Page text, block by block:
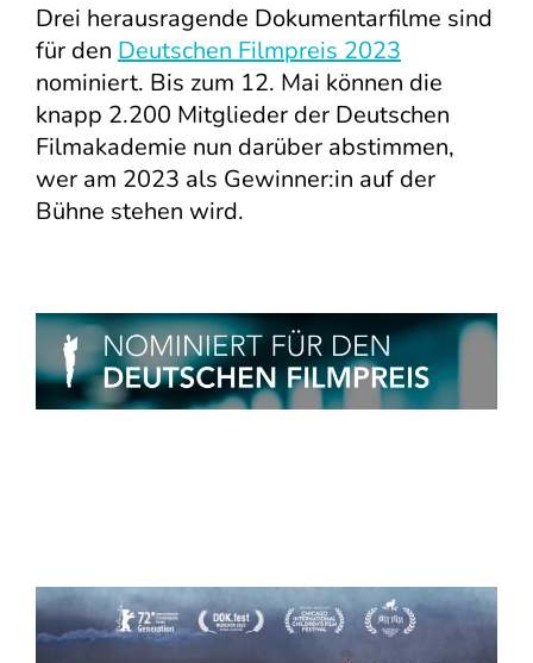
Drei herausragende Dokumentarfilme sind
für den Deutschen Filmpreis 2023
nominiert. Bis zum 12. Mai können die
knapp 2.200 Mitglieder der Deutschen
Filmakademie nun darüber abstimmen,
wer am 2023 als Gewinner:in auf der
Bühne stehen wird.